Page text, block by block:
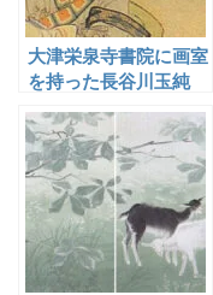
大津栄泉寺書院に画室
を持った長谷川玉純